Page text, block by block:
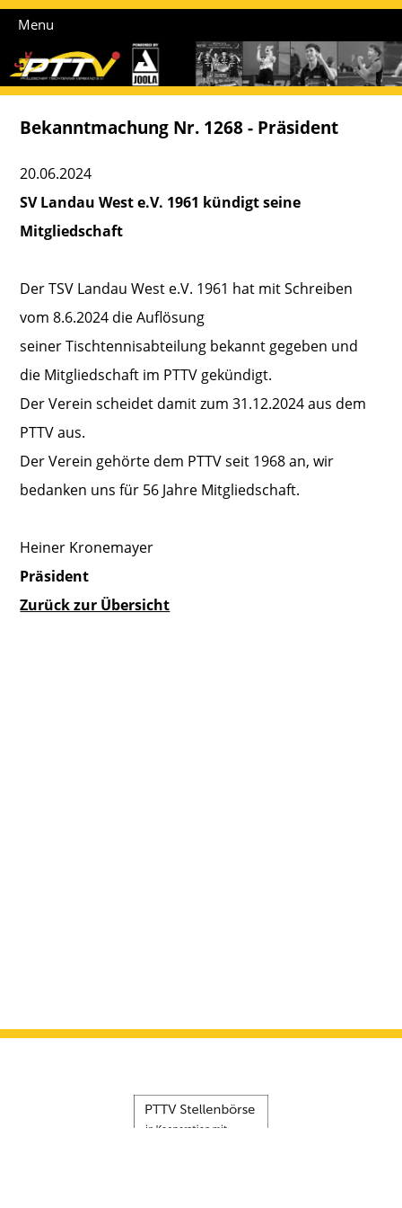
Menu
Bekanntmachung Nr. 1268 - Präsident
20.06.2024
SV Landau West e.V. 1961 kündigt seine
Mitgliedschaft
Der TSV Landau West e.V. 1961 hat mit Schreiben
vom 8.6.2024 die Auflösung
seiner Tischtennisabteilung bekannt gegeben und
die Mitgliedschaft im PTTV gekündigt.
Der Verein scheidet damit zum 31.12.2024 aus dem
PTTV aus.
Der Verein gehörte dem PTTV seit 1968 an, wir
bedanken uns für 56 Jahre Mitgliedschaft.
Heiner Kronemayer
Präsident
Zurück zur Übersicht